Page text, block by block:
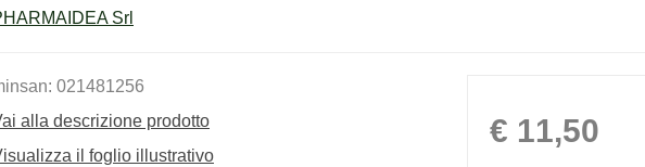
Srl
021481256
alla descrizione prodotto
il foglio illustrativo
Prezzo
€ 11,50